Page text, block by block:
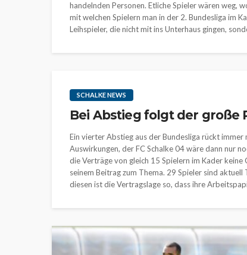
handelnden Personen. Etliche Spieler wären weg,
mit welchen Spielern man in der 2. Bundesliga im
Leihspieler, die nicht mit ins Unterhaus gingen,
SCHALKE NEWS
Bei Abstieg folgt der große
Ein vierter Abstieg aus der Bundesliga rückt
Auswirkungen, der FC Schalke 04 wäre dann nur
die Verträge von gleich 15 Spielern im Kader
seinem Beitrag zum Thema. 29 Spieler sind
diesen ist die Vertragslage so, dass ihre